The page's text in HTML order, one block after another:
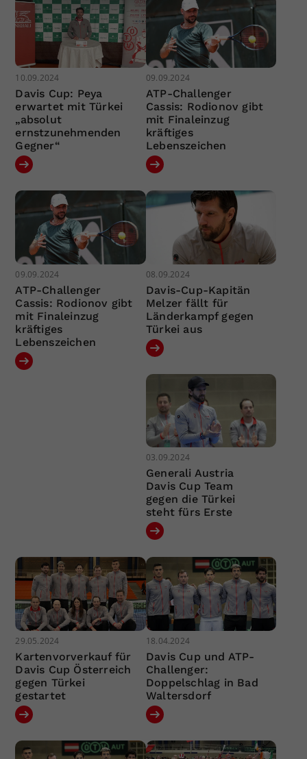
10.09.2024
Davis Cup: Peya
erwartet mit Türkei
„absolut
ernstzunehmenden
Gegner“
09.09.2024
ATP-Challenger
Cassis: Rodionov gibt
mit Finaleinzug
kräftiges
Lebenszeichen
09.09.2024
ATP-Challenger
Cassis: Rodionov gibt
mit Finaleinzug
kräftiges
Lebenszeichen
08.09.2024
Davis-Cup-Kapitän
Melzer fällt für
Länderkampf gegen
Türkei aus
03.09.2024
Generali Austria
Davis Cup Team
gegen die Türkei
steht fürs Erste
29.05.2024
Kartenvorverkauf für
Davis Cup Österreich
gegen Türkei
gestartet
18.04.2024
Davis Cup und ATP-
Challenger:
Doppelschlag in Bad
Waltersdorf